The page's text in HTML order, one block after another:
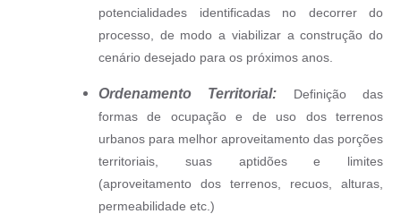
potencialidades identificadas no decorrer do
processo, de modo a viabilizar a construção do
cenário desejado para os próximos anos.
Ordenamento Territorial:
Definição das
formas de ocupação e de uso dos terrenos
urbanos para melhor aproveitamento das porções
territoriais, suas aptidões e limites
(aproveitamento dos terrenos, recuos, alturas,
permeabilidade etc.)